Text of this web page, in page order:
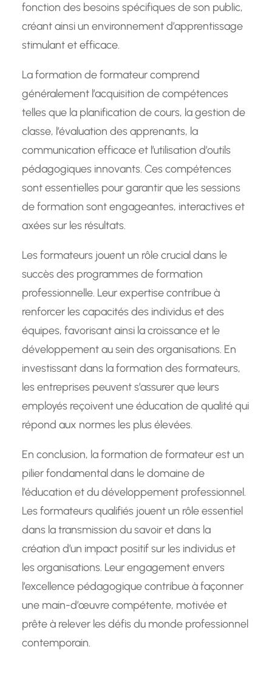
fonction des besoins spécifiques de son public,
créant ainsi un environnement d’apprentissage
stimulant et efficace.
La formation de formateur comprend
généralement l’acquisition de compétences
telles que la planification de cours, la gestion de
classe, l’évaluation des apprenants, la
communication efficace et l’utilisation d’outils
pédagogiques innovants. Ces compétences
sont essentielles pour garantir que les sessions
de formation sont engageantes, interactives et
axées sur les résultats.
Les formateurs jouent un rôle crucial dans le
succès des programmes de formation
professionnelle. Leur expertise contribue à
renforcer les capacités des individus et des
équipes, favorisant ainsi la croissance et le
développement au sein des organisations. En
investissant dans la formation des formateurs,
les entreprises peuvent s’assurer que leurs
employés reçoivent une éducation de qualité qui
répond aux normes les plus élevées.
En conclusion, la formation de formateur est un
pilier fondamental dans le domaine de
l’éducation et du développement professionnel.
Les formateurs qualifiés jouent un rôle essentiel
dans la transmission du savoir et dans la
création d’un impact positif sur les individus et
les organisations. Leur engagement envers
l’excellence pédagogique contribue à façonner
une main-d’œuvre compétente, motivée et
prête à relever les défis du monde professionnel
contemporain.